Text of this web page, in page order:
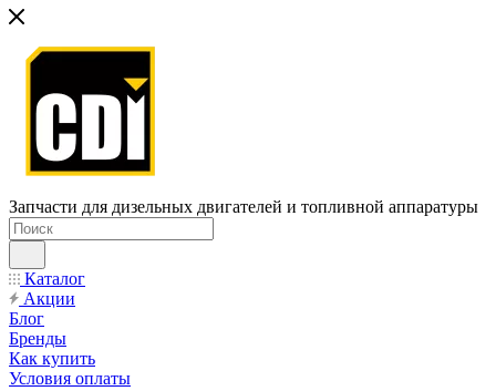
Запчасти для дизельных двигателей и топливной аппаратуры
Каталог
Акции
Блог
Бренды
Как купить
Условия оплаты